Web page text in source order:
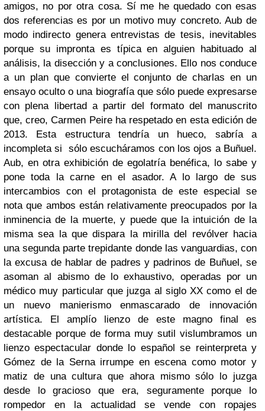
amigos, no por otra cosa. Sí me he quedado con esas
dos referencias es por un motivo muy concreto. Aub de
modo indirecto genera entrevistas de tesis, inevitables
porque su impronta es típica en alguien habituado al
análisis, la disección y a conclusiones. Ello nos conduce
a un plan que convierte el conjunto de charlas en un
ensayo oculto o una biografía que sólo puede expresarse
con plena libertad a partir del formato del manuscrito
que, creo, Carmen Peire ha respetado en esta edición de
2013. Esta estructura tendría un hueco, sabría a
incompleta si sólo escucháramos con los ojos a Buñuel.
Aub, en otra exhibición de egolatría benéfica, lo sabe y
pone toda la carne en el asador. A lo largo de sus
intercambios con el protagonista de este especial se
nota que ambos están relativamente preocupados por la
inminencia de la muerte, y puede que la intuición de la
misma sea la que dispara la mirilla del revólver hacia
una segunda parte trepidante donde las vanguardias, con
la excusa de hablar de padres y padrinos de Buñuel, se
asoman al abismo de lo exhaustivo, operadas por un
médico muy particular que juzga al siglo XX como el de
un nuevo manierismo enmascarado de innovación
artística. El amplío lienzo de este magno final es
destacable porque de forma muy sutil vislumbramos un
lienzo espectacular donde lo español se reinterpreta y
Gómez de la Serna irrumpe en escena como motor y
matiz de una cultura que ahora mismo sólo lo juzga
desde lo gracioso que era, seguramente porque lo
rompedor en la actualidad se vende con ropajes